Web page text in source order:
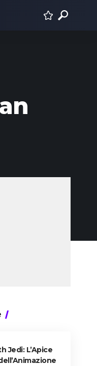
Jedi: L’Apice